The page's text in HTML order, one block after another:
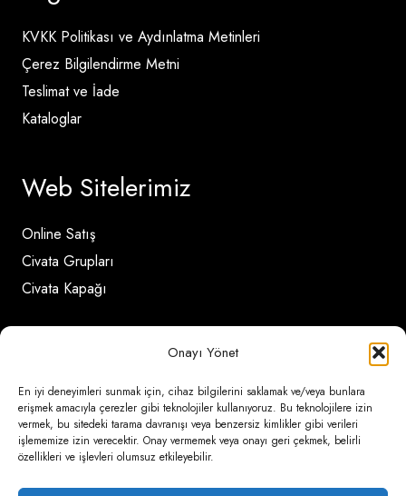
Onayı Yönet
En iyi deneyimleri sunmak için, cihaz bilgilerini saklamak ve/veya bunlara
erişmek amacıyla çerezler gibi teknolojiler kullanıyoruz. Bu teknolojilere izin
vermek, bu sitedeki tarama davranışı veya benzersiz kimlikler gibi verileri
işlememize izin verecektir. Onay vermemek veya onayı geri çekmek, belirli
özellikleri ve işlevleri olumsuz etkileyebilir.
KVKK Politikası ve Aydınlatma Metinleri
Çerez Bilgilendirme Metni
Teslimat ve İade
Kataloglar
Web Sitelerimiz
Online Satış
Civata Grupları
Civata Kapağı
İletişim Detayları
Ömerli Mahallesi Risalet Sokak No:6/A (Hadımköy)
– Arnavutköy / İstanbul
0850 346 6 772